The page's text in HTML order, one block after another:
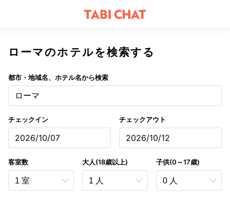
ローマのホテルを検索する
都市・地域名、ホテル名から検索
ローマ
チェックイン
2026/10/07
チェックアウト
2026/10/12
客室数 大人(18歳以上) 子供(0～17歳)